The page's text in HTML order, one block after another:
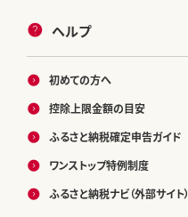
ヘルプ
初めての方へ
控除上限金額の目安
ふるさと納税確定申告ガイド
ワンストップ特例制度
ふるさと納税ナビ（外部サイト）